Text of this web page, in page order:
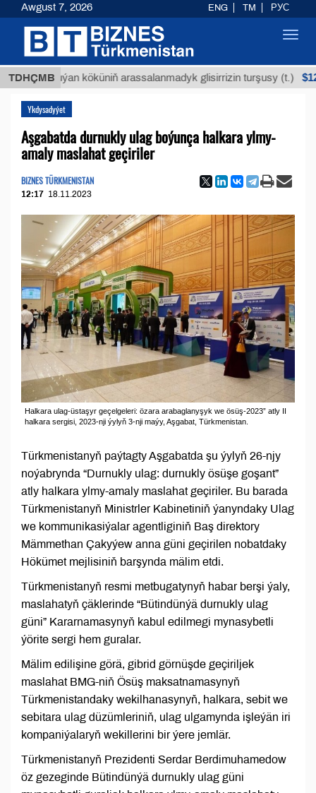
TDHÇMB
Buýan köküniň arassalanmadyk glisirrizin turşusy (t.) $12935,18
Ykdysadyýet
Aşgabatda durnukly ulag boýunça halkara ylmy-
amaly maslahat geçiriler
BIZNES TÜRKMENISTAN
12:17 18.11.2023
Halkara ulag-üstaşyr geçelgeleri: özara arabaglanyşyk we ösüş-2023” atly II
halkara sergisi, 2023-nji ýylyň 3-nji maýy, Aşgabat, Türkmenistan.
Türkmenistanyň paýtagty Aşgabatda şu ýylyň 26-njy
noýabrynda “Durnukly ulag: durnukly ösüşe goşant”
atly halkara ylmy-amaly maslahat geçiriler. Bu barada
Türkmenistanyň Ministrler Kabinetiniň ýanyndaky Ulag
we kommunikasiýalar agentliginiň Baş direktory
Mämmethan Çakyýew anna güni geçirilen nobatdaky
Hökümet mejlisiniň barşynda mälim etdi.
Türkmenistanyň resmi metbugatynyň habar berşi ýaly,
maslahatyň çäklerinde “Bütindünýä durnukly ulag
güni” Kararnamasynyň kabul edilmegi mynasybetli
ýörite sergi hem guralar.
Mälim edilişine görä, gibrid görnüşde geçiriljek
maslahat BMG-niň Ösüş maksatnamasynyň
Türkmenistandaky wekilhanasynyň, halkara, sebit we
sebitara ulag düzümleriniň, ulag ulgamynda işleýän iri
kompaniýalaryň wekillerini bir ýere jemlär.
Türkmenistanyň Prezidenti Serdar Berdimuhamedow
öz gezeginde Bütindünýä durnukly ulag güni
Awgust 7, 2026 ENG TM РУС